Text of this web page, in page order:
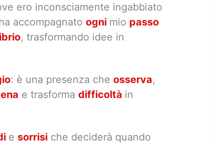
ero inconsciamente ingabbiato
accompagnato ogni mio passo
, trasformando idee in
: è una presenza che osserva,
e trasforma difficoltà in
e sorrisi che deciderà quando